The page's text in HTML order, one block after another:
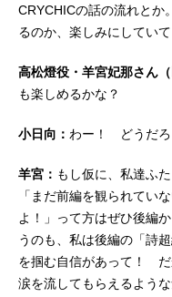
CRYCHICの話の流れとか
るのか、楽しみにしていて
高松燈役・羊宮妃那さん
も楽しめるかな？
小日向： わー！ どうだろ
羊宮： もし仮に、私達ふ
「まだ前編を観られてい
よ！」って方はぜひ後編
うのも、私は後編の「詩
を掴む自信があって！ だ
涙を流してもらえるよう